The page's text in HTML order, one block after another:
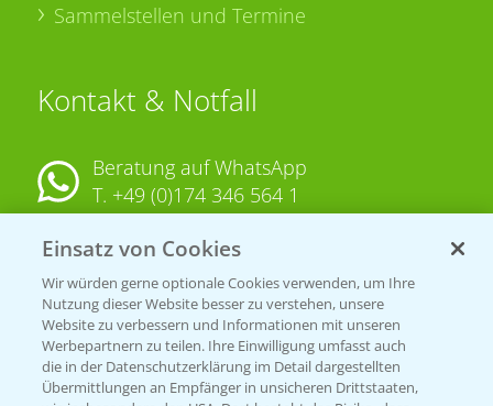
Sammelstellen und Termine
Kontakt & Notfall
Beratung auf WhatsApp
T. +49 (0)174 346 564 1
KONTAKT
Hilfe in Notfällen
T.+49 (0)214/30-20220
Einsatz von Cookies
Wir würden gerne optionale Cookies verwenden, um Ihre
Nutzung dieser Website besser zu verstehen, unsere
Website zu verbessern und Informationen mit unseren
Werbepartnern zu teilen. Ihre Einwilligung umfasst auch
die in der Datenschutzerklärung im Detail dargestellten
Übermittlungen an Empfänger in unsicheren Drittstaaten,